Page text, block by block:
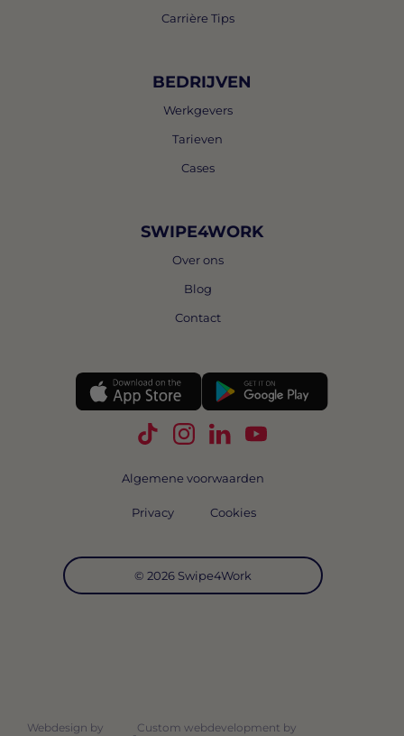
Carrière Tips
BEDRIJVEN
Werkgevers
Tarieven
Cases
SWIPE4WORK
Over ons
Blog
Contact
Volg Swipe4Work op TikTok
Volg Swipe4Work op
Volg Swipe4Work op
Volg Swipe4Work
© 2026 Swipe4Work
Algemene voorwaarden
Privacy Cookies
Webdesign by
Custom webdevelopment by